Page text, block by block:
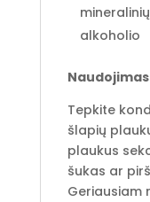
alkoholio
Tepkite
šlapių
plaukus
šukas ar
Geriausiam